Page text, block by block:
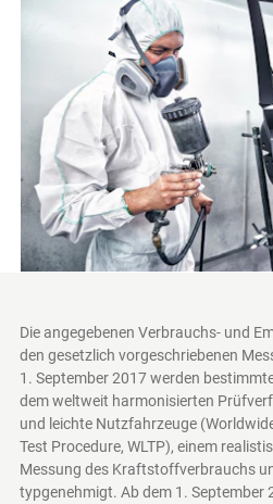
Die angegebenen Verbrauchs- und
den gesetzlich vorgeschriebenen
1. September 2017 werden
dem weltweit harmonisierten
und leichte Nutzfahrzeuge
Test Procedure, WLTP), einem
Messung des Kraftstoffverbrauchs
typgenehmigt. Ab dem 1. September